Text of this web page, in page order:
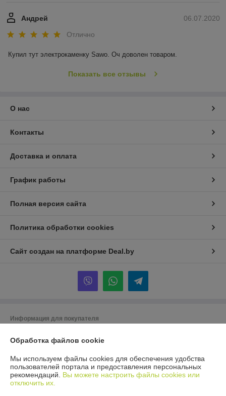
06.07.2020
Андрей
Отлично
Купил тут электрокаменку Sawo. Оч доволен товаром.
Показать все отзывы
О нас
Контакты
Доставка и оплата
График работы
Полная версия сайта
Политика обработки cookies
Сайт создан на платформе Deal.by
Информация для покупателя
Орландо»
(офис 3д)
Регистрационный номер ЕГР: 193951532
Обработка файлов cookie
Мы используем файлы cookies для обеспечения удобства
пользователей портала и предоставления персональных
рекомендаций. Вы можете настроить файлы cookies или
отключить их.